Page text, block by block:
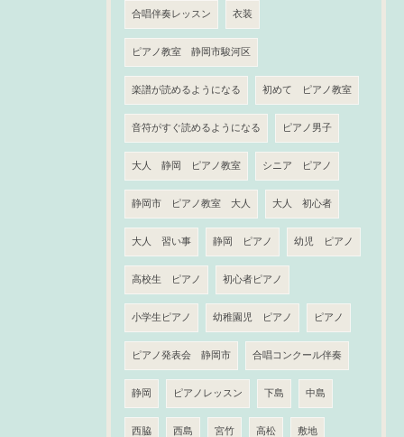
合唱伴奏レッスン 衣装
ピアノ教室 静岡市駿河区
楽譜が読めるようになる 初めて ピアノ教室
音符がすぐ読めるようになる ピアノ男子
大人 静岡 ピアノ教室 シニア ピアノ
静岡市 ピアノ教室 大人 大人 初心者
大人 習い事 静岡 ピアノ 幼児 ピアノ
高校生 ピアノ 初心者ピアノ
小学生ピアノ 幼稚園児 ピアノ ピアノ
ピアノ発表会 静岡市 合唱コンクール伴奏
静岡 ピアノレッスン 下島 中島
西脇 西島 宮竹 高松 敷地